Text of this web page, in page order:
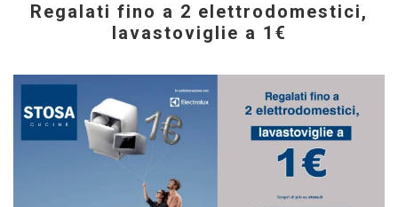
Regalati fino a 2 elettrodomestici,
lavastoviglie a 1€